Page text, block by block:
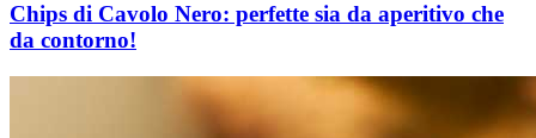
Chips di Cavolo Nero: perfette sia da aperitivo che
da contorno!